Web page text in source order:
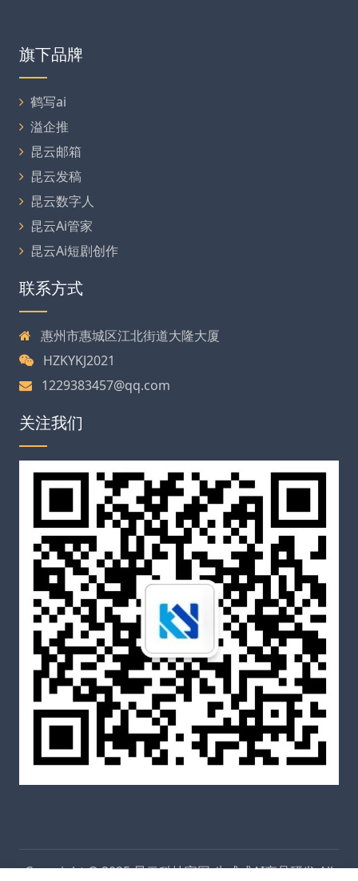
旗下品牌
鹤写ai
溢企推
昆云邮箱
昆云发稿
昆云数字人
昆云Ai管家
昆云Ai短剧创作
联系方式
惠州市惠城区江北街道大隆大厦
HZKYKJ2021
1229383457@qq.com
关注我们
Copyright © 2025昆云科技官网-生成式AI产品研发All